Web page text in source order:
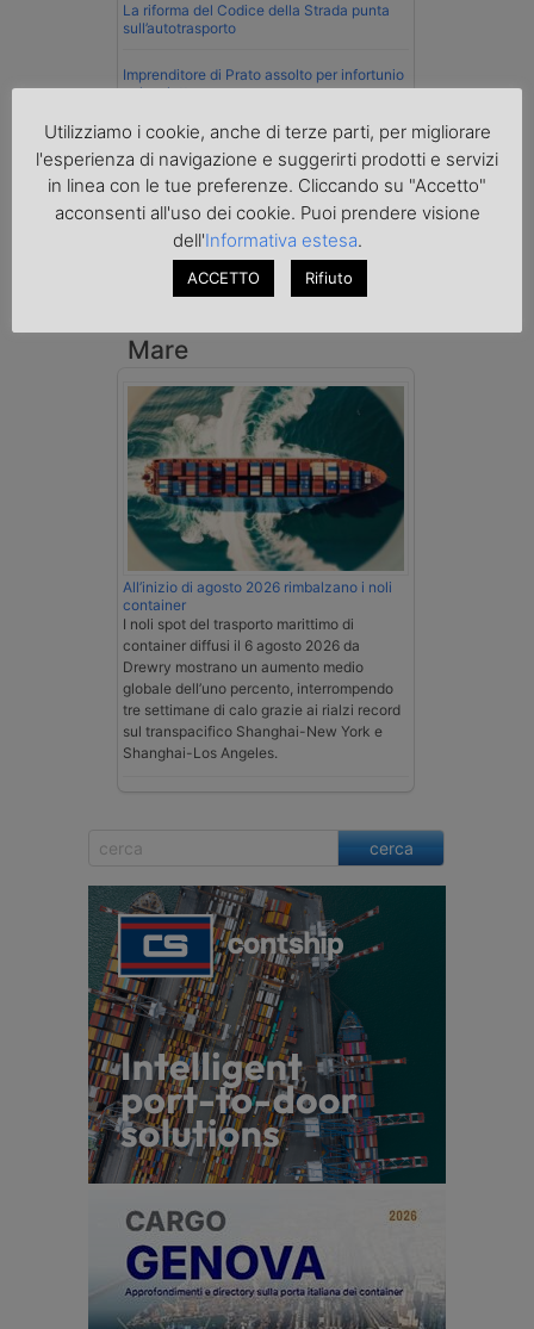
La riforma del Codice della Strada punta
sull’autotrasporto
Imprenditore di Prato assolto per infortunio
col muletto
Cassazione conferma validità multe per
velocità col cronotachigrafo
La Cassazione conferma la qualifica di
spedizioniere-vettore
Esenzione Iva nei trasporti internazionali
su tutta la filiera
Mare
All’inizio di agosto 2026 rimbalzano i noli
container
I noli spot del trasporto marittimo di
container diffusi il 6 agosto 2026 da
Drewry mostrano un aumento medio
globale dell’uno percento, interrompendo
tre settimane di calo grazie ai rialzi record
sul transpacifico Shanghai-New York e
Shanghai-Los Angeles.
cerca
Utilizziamo i cookie, anche di terze parti, per migliorare
l'esperienza di navigazione e suggerirti prodotti e servizi
in linea con le tue preferenze. Cliccando su "Accetto"
acconsenti all'uso dei cookie. Puoi prendere visione
dell'Informativa estesa.
ACCETTO Rifiuto